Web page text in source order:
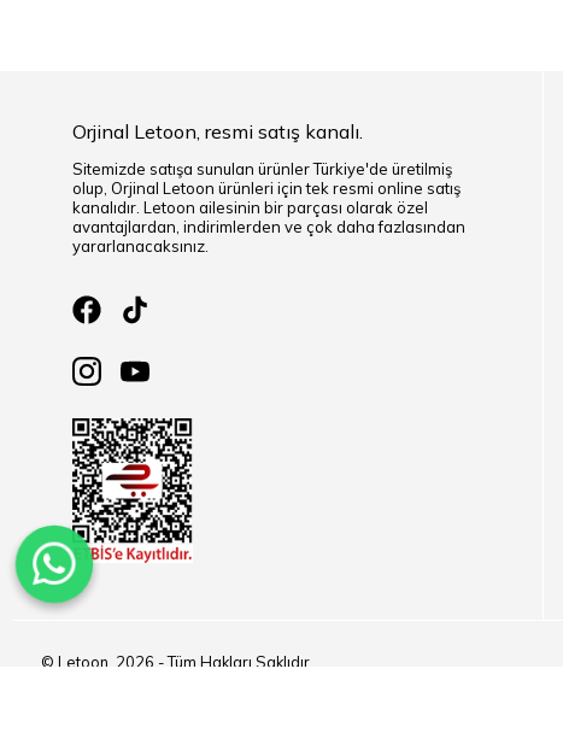
Orjinal Letoon, resmi satış kanalı.
Sitemizde satışa sunulan ürünler Türkiye'de üretilmiş
olup, Orjinal Letoon ürünleri için tek resmi online satış
kanalıdır. Letoon ailesinin bir parçası olarak özel
avantajlardan, indirimlerden ve çok daha fazlasından
yararlanacaksınız.
© Letoon, 2026 - Tüm Hakları Saklıdır.